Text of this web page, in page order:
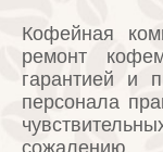
Кофейная
ремонт
гарантией и
персонала
сожалению,